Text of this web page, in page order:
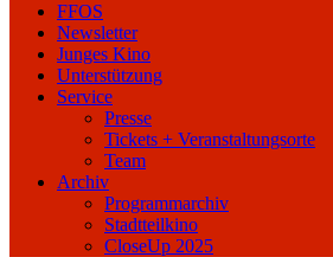
FFOS
Newsletter
Junges Kino
Unterstützung
Service
Presse
Tickets + Veranstaltungsorte
Team
Archiv
Programmarchiv
Stadtteilkino
CloseUp 2025